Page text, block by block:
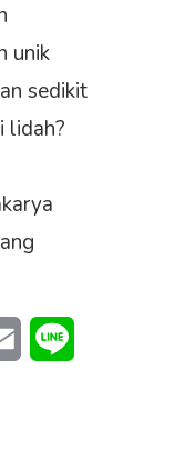
unik
sedikit
lidah?
Email